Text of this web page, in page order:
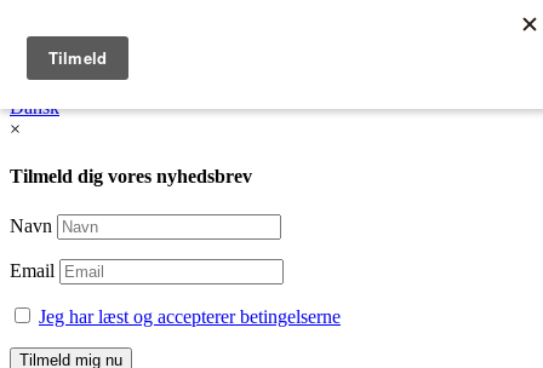
Dansk /
English
Dansk
×
Tilmeld dig vores nyhedsbrev
Navn
Email
Jeg har læst og accepterer betingelserne